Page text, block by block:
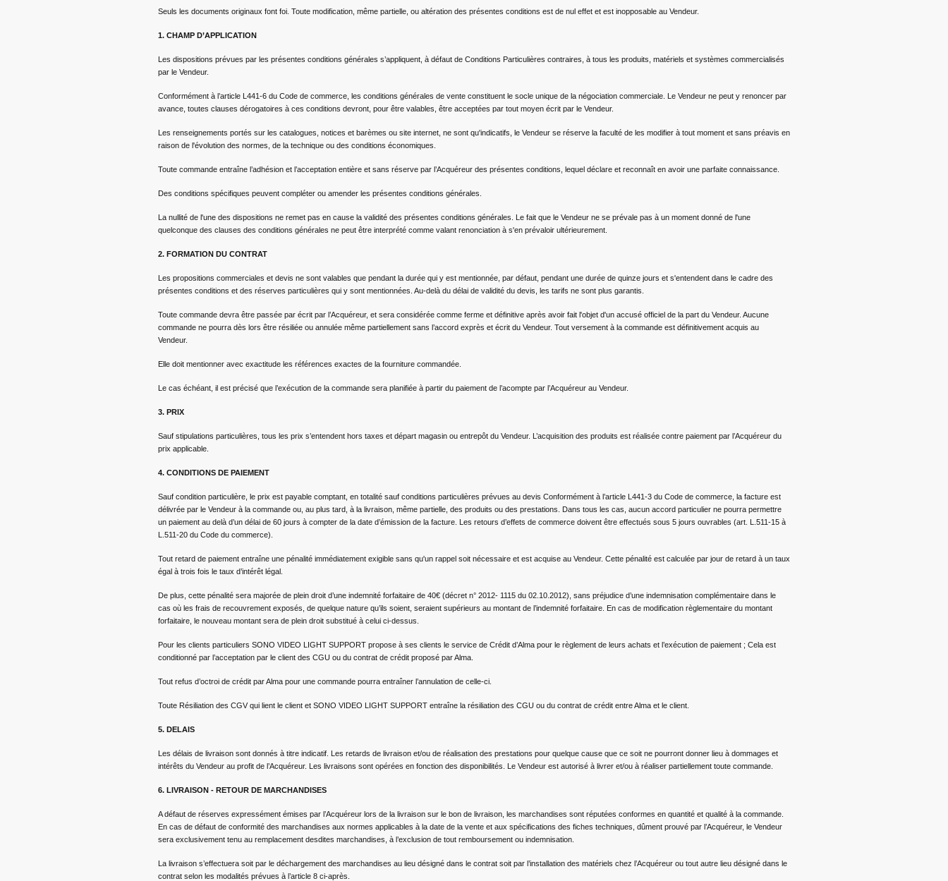
Seuls les documents originaux font foi. Toute modification, même partielle, ou altération des présentes conditions est de nul effet et est inopposable au Vendeur.
1. CHAMP D’APPLICATION
Les dispositions prévues par les présentes conditions générales s’appliquent, à défaut de Conditions Particulières contraires, à tous les produits, matériels et systèmes commercialisés
par le Vendeur.
Conformément à l’article L441-6 du Code de commerce, les conditions générales de vente constituent le socle unique de la négociation commerciale. Le Vendeur ne peut y renoncer par
avance, toutes clauses dérogatoires à ces conditions devront, pour être valables, être acceptées par tout moyen écrit par le Vendeur.
Les renseignements portés sur les catalogues, notices et barèmes ou site internet, ne sont qu'indicatifs, le Vendeur se réserve la faculté de les modifier à tout moment et sans préavis en
raison de l'évolution des normes, de la technique ou des conditions économiques.
Toute commande entraîne l’adhésion et l’acceptation entière et sans réserve par l’Acquéreur des présentes conditions, lequel déclare et reconnaît en avoir une parfaite connaissance.
Des conditions spécifiques peuvent compléter ou amender les présentes conditions générales.
La nullité de l'une des dispositions ne remet pas en cause la validité des présentes conditions générales. Le fait que le Vendeur ne se prévale pas à un moment donné de l'une
quelconque des clauses des conditions générales ne peut être interprété comme valant renonciation à s'en prévaloir ultérieurement.
2. FORMATION DU CONTRAT
Les propositions commerciales et devis ne sont valables que pendant la durée qui y est mentionnée, par défaut, pendant une durée de quinze jours et s'entendent dans le cadre des
présentes conditions et des réserves particulières qui y sont mentionnées. Au-delà du délai de validité du devis, les tarifs ne sont plus garantis.
Toute commande devra être passée par écrit par l’Acquéreur, et sera considérée comme ferme et définitive après avoir fait l'objet d'un accusé officiel de la part du Vendeur. Aucune
commande ne pourra dès lors être résiliée ou annulée même partiellement sans l’accord exprès et écrit du Vendeur. Tout versement à la commande est définitivement acquis au
Vendeur.
Elle doit mentionner avec exactitude les références exactes de la fourniture commandée.
Le cas échéant, il est précisé que l’exécution de la commande sera planifiée à partir du paiement de l’acompte par l’Acquéreur au Vendeur.
3. PRIX
Sauf stipulations particulières, tous les prix s’entendent hors taxes et départ magasin ou entrepôt du Vendeur. L’acquisition des produits est réalisée contre paiement par l’Acquéreur du
prix applicable.
4. CONDITIONS DE PAIEMENT
Sauf condition particulière, le prix est payable comptant, en totalité sauf conditions particulières prévues au devis Conformément à l’article L441-3 du Code de commerce, la facture est
délivrée par le Vendeur à la commande ou, au plus tard, à la livraison, même partielle, des produits ou des prestations. Dans tous les cas, aucun accord particulier ne pourra permettre
un paiement au delà d’un délai de 60 jours à compter de la date d’émission de la facture. Les retours d’effets de commerce doivent être effectués sous 5 jours ouvrables (art. L.511-15 à
L.511-20 du Code du commerce).
Tout retard de paiement entraîne une pénalité immédiatement exigible sans qu'un rappel soit nécessaire et est acquise au Vendeur. Cette pénalité est calculée par jour de retard à un taux
égal à trois fois le taux d’intérêt légal.
De plus, cette pénalité sera majorée de plein droit d’une indemnité forfaitaire de 40€ (décret n° 2012- 1115 du 02.10.2012), sans préjudice d’une indemnisation complémentaire dans le
cas où les frais de recouvrement exposés, de quelque nature qu’ils soient, seraient supérieurs au montant de l’indemnité forfaitaire. En cas de modification règlementaire du montant
forfaitaire, le nouveau montant sera de plein droit substitué à celui ci-dessus.
Pour les clients particuliers SONO VIDEO LIGHT SUPPORT propose à ses clients le service de Crédit d’Alma pour le règlement de leurs achats et l’exécution de paiement ; Cela est
conditionné par l’acceptation par le client des CGU ou du contrat de crédit proposé par Alma.
Tout refus d’octroi de crédit par Alma pour une commande pourra entraîner l’annulation de celle-ci.
Toute Résiliation des CGV qui lient le client et SONO VIDEO LIGHT SUPPORT entraîne la résiliation des CGU ou du contrat de crédit entre Alma et le client.
5. DELAIS
Les délais de livraison sont donnés à titre indicatif. Les retards de livraison et/ou de réalisation des prestations pour quelque cause que ce soit ne pourront donner lieu à dommages et
intérêts du Vendeur au profit de l’Acquéreur. Les livraisons sont opérées en fonction des disponibilités. Le Vendeur est autorisé à livrer et/ou à réaliser partiellement toute commande.
6. LIVRAISON - RETOUR DE MARCHANDISES
A défaut de réserves expressément émises par l’Acquéreur lors de la livraison sur le bon de livraison, les marchandises sont réputées conformes en quantité et qualité à la commande.
En cas de défaut de conformité des marchandises aux normes applicables à la date de la vente et aux spécifications des fiches techniques, dûment prouvé par l’Acquéreur, le Vendeur
sera exclusivement tenu au remplacement desdites marchandises, à l’exclusion de tout remboursement ou indemnisation.
La livraison s’effectuera soit par le déchargement des marchandises au lieu désigné dans le contrat soit par l’installation des matériels chez l’Acquéreur ou tout autre lieu désigné dans le
contrat selon les modalités prévues à l’article 8 ci-après.